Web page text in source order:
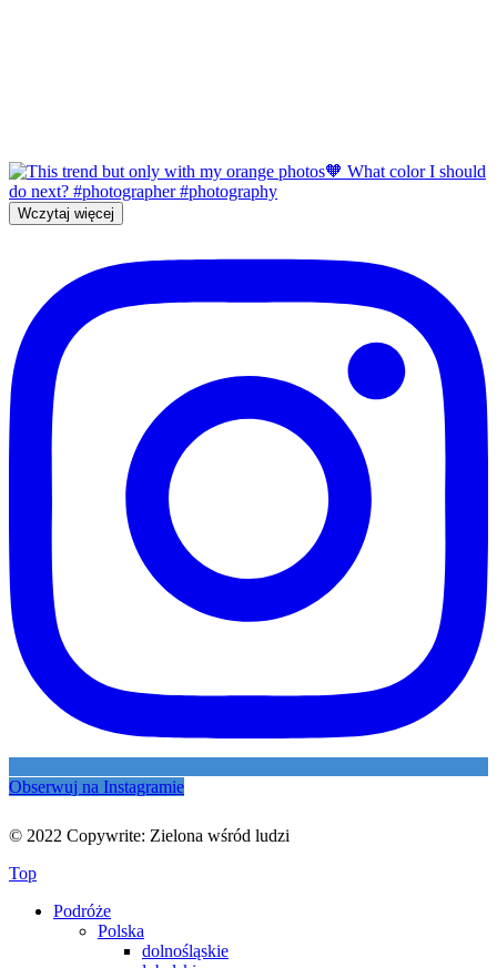
Wczytaj więcej
Obserwuj na Instagramie
© 2022 Copywrite: Zielona wśród ludzi
Top
Podróże
Polska
dolnośląskie